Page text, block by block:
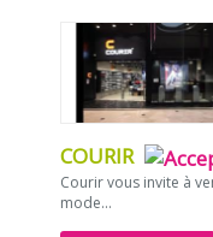
COURIR
Courir vous invite à
mode...